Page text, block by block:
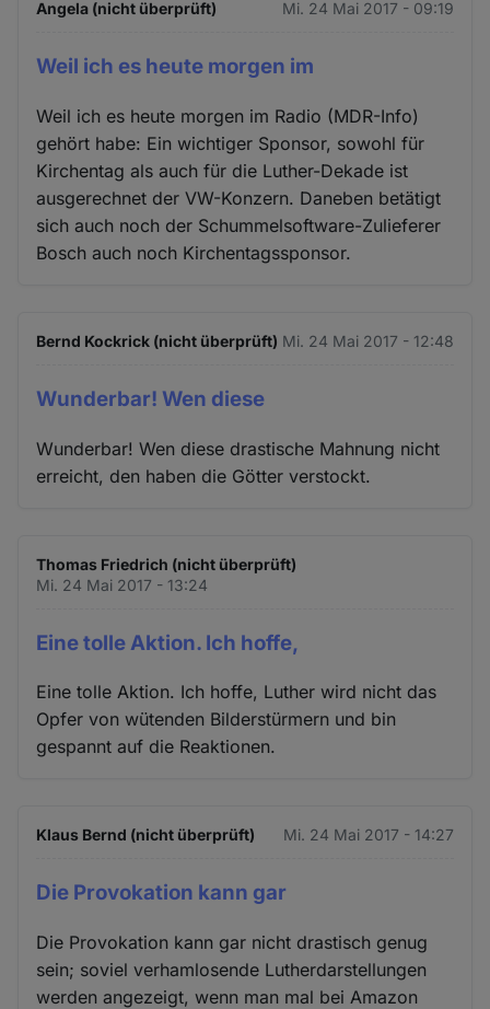
Angela (nicht überprüft) Mi. 24 Mai 2017 - 09:19
Weil ich es heute morgen im
Weil ich es heute morgen im Radio (MDR-Info)
gehört habe: Ein wichtiger Sponsor, sowohl für
Kirchentag als auch für die Luther-Dekade ist
ausgerechnet der VW-Konzern. Daneben betätigt
sich auch noch der Schummelsoftware-Zulieferer
Bosch auch noch Kirchentagssponsor.
Bernd Kockrick (nicht überprüft) Mi. 24 Mai 2017 - 12:48
Wunderbar! Wen diese
Wunderbar! Wen diese drastische Mahnung nicht
erreicht, den haben die Götter verstockt.
Thomas Friedrich (nicht überprüft)
Mi. 24 Mai 2017 - 13:24
Eine tolle Aktion. Ich hoffe,
Eine tolle Aktion. Ich hoffe, Luther wird nicht das
Opfer von wütenden Bilderstürmern und bin
gespannt auf die Reaktionen.
Klaus Bernd (nicht überprüft) Mi. 24 Mai 2017 - 14:27
Die Provokation kann gar
Die Provokation kann gar nicht drastisch genug
sein; soviel verhamlosende Lutherdarstellungen
werden angezeigt, wenn man mal bei Amazon